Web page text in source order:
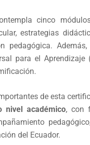
cinco
estrategias
pedagógica.
para el
de esta
nivel académico, con
del Ecuador.